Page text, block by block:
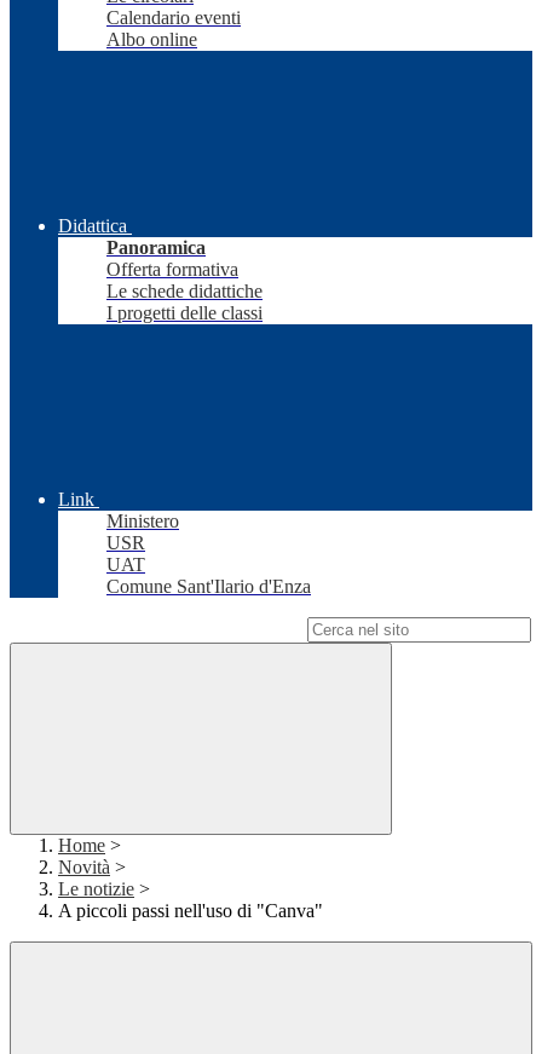
Calendario eventi
Albo online
Didattica
Panoramica
Offerta formativa
Le schede didattiche
I progetti delle classi
Link
Ministero
USR
UAT
Comune Sant'Ilario d'Enza
Home >
Novità >
Le notizie >
A piccoli passi nell'uso di "Canva"